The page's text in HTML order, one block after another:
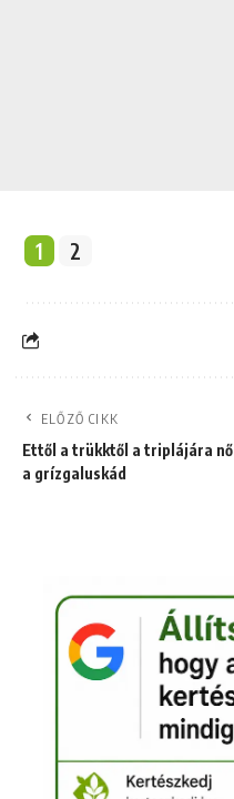
1 2
ELŐZŐ CIKK
Ettől a trükktől a triplájára nő
a grízgaluskád